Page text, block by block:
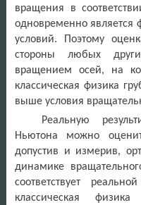
вращения в
одновременно является
условий. Поэтому
стороны любых
вращением осей, на
классическая физика
выше условия
Реальную
Ньютона можно
допустив и измерив,
динамике
соответствует
классическая